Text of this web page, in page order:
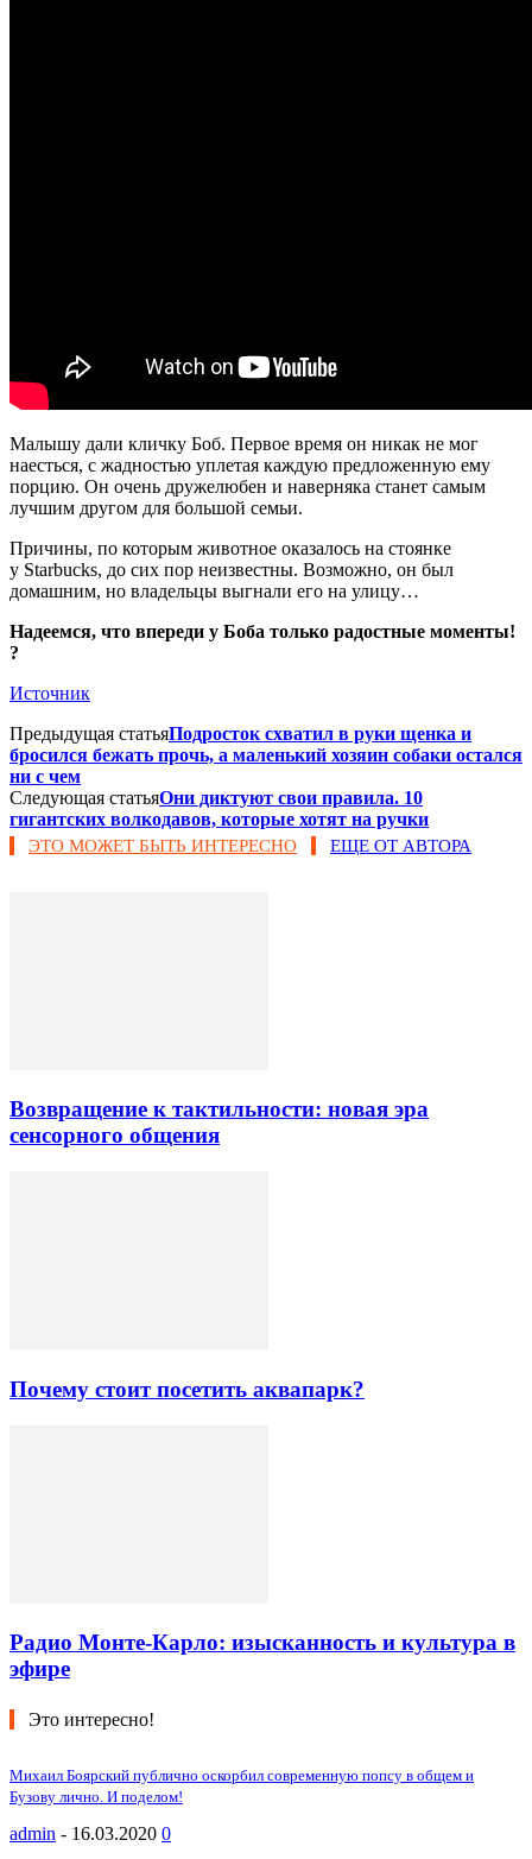
Малышу дали кличку Боб. Первое время он никак не мог
наесться, с жадностью уплетая каждую предложенную ему
порцию. Он очень дружелюбен и наверняка станет самым
лучшим другом для большой семьи.
Причины, по которым животное оказалось на стоянке
у Starbucks, до сих пор неизвестны. Возможно, он был
домашним, но владельцы выгнали его на улицу…
Надеемся, что впереди у Боба только радостные моменты!
?
Источник
Предыдущая статьяПодросток схватил в руки щенка и
бросился бежать прочь, а маленький хозяин собаки остался
ни с чем
Следующая статьяОни диктуют свои правила. 10
гигантских волкодавов, которые хотят на ручки
ЭТО МОЖЕТ БЫТЬ ИНТЕРЕСНО ЕЩЕ ОТ АВТОРА
Возвращение к тактильности: новая эра
сенсорного общения
Почему стоит посетить аквапарк?
Радио Монте-Карло: изысканность и культура в
эфире
Это интересно!
Михаил Боярский публично оскорбил современную попсу в общем и
Бузову лично. И поделом!
admin - 16.03.2020 0